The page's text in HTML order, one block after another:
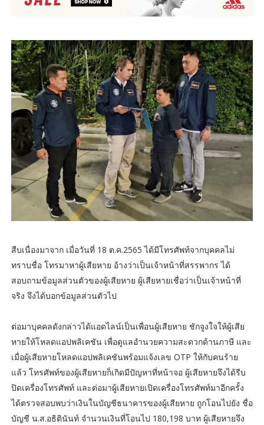
สืบเนื่องมาจาก เมื่อวันที่ 18 ต.ค.2565 ได้มีโทรศัพท์จากบุคคลไม่
ทราบชื่อ โทรมาหาผู้เสียหาย อ้างว่าเป็นเจ้าหน้าที่สรรพากร ได้
สอบถามข้อมูลส่วนตัวของผู้เสียหาย ผู้เสียหายเชื่อว่าเป็นเจ้าหน้าที่
จริง จึงได้บอกข้อมูลส่วนตัวไป
ต่อมาบุคคลดังกล่าวได้แอดไลน์เป็นเพื่อนผู้เสียหาย ชักจูงใจให้ผู้เสีย
หายให้โหลดแอปพลิเคชัน เพื่อดูแลอำนวยความสะดวกด้านภาษี และ
เมื่อผู้เสียหายโหลดแอปพลิเคชันพร้อมแจ้งเลข OTP ให้กับคนร้าย
แล้ว โทรศัพท์ของผู้เสียหายก็เกิดมีปัญหาที่หน้าจอ ผู้เสียหายจึงได้รีบ
ปิดเครื่องโทรศัพท์ และต่อมาผู้เสียหายเปิดเครื่องโทรศัพท์มาอีกครั้ง
ได้ตรวจสอบพบว่าเงินในบัญชีธนาคารของผู้เสียหาย ถูกโอนไปยัง ชื่อ
บัญชี น.ส.อธิตินันท์ จำนวนเงินที่โอนไป 180,198 บาท ผู้เสียหายจึง